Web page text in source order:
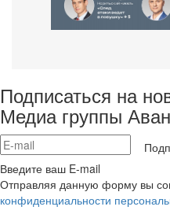
Подписаться на
Медиа группы
Введите ваш E-mail
Отправляя данную форму вы
конфиденциальности